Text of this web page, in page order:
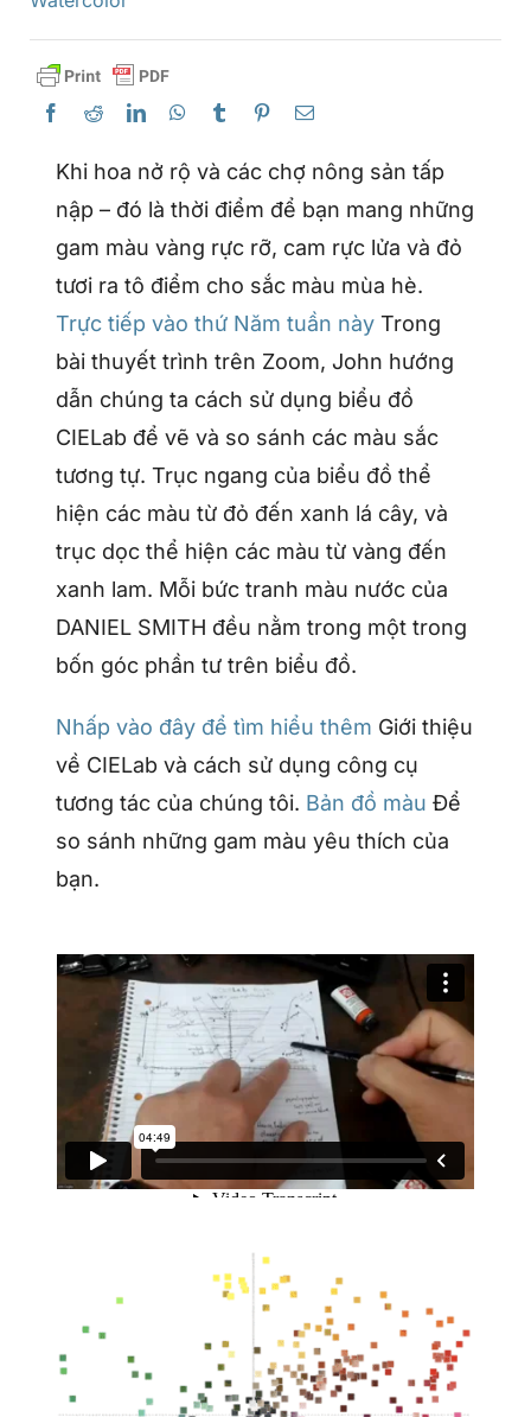
Khi hoa nở rộ và các chợ nông sản tấp
nập – đó là thời điểm để bạn mang những
gam màu vàng rực rỡ, cam rực lửa và đỏ
tươi ra tô điểm cho sắc màu mùa hè.
Trực tiếp vào thứ Năm tuần này Trong
bài thuyết trình trên Zoom, John hướng
dẫn chúng ta cách sử dụng biểu đồ
CIELab để vẽ và so sánh các màu sắc
tương tự. Trục ngang của biểu đồ thể
hiện các màu từ đỏ đến xanh lá cây, và
trục dọc thể hiện các màu từ vàng đến
xanh lam. Mỗi bức tranh màu nước của
DANIEL SMITH đều nằm trong một trong
bốn góc phần tư trên biểu đồ.
Nhấp vào đây để tìm hiểu thêm Giới thiệu
về CIELab và cách sử dụng công cụ
tương tác của chúng tôi. Bản đồ màu Để
so sánh những gam màu yêu thích của
bạn.